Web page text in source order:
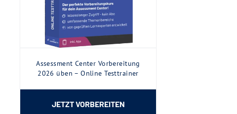
Assessment Center Vorbereitung
2026 üben – Online Testtrainer
JETZT VORBEREITEN